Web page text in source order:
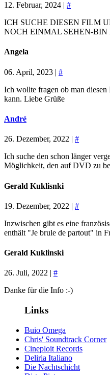
12. Februar, 2024 | #
ICH SUCHE DIESEN FILM
NOCH EINMAL SEHEN-BIN
Angela
06. April, 2023 | #
Ich wollte fragen ob man
kann. Liebe Grüße
André
26. Dezember, 2022 | #
Ich suche den schon länger
Möglichkeit, den auf DVD zu
Gerald Kuklisnki
19. Dezember, 2022 | #
Inzwischen gibt es eine
enthält "Je brule de partout" in
Gerald Kuklinski
26. Juli, 2022 | #
Danke für die Info :-)
Links
Buio Omega
Chris' Soundtrack Corner
Cineploit Records
Deliria Italiano
Die Nachtschicht